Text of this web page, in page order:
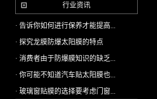
行业资讯
· 告诉你如何进行保养才能提高...
· 探究龙膜防爆太阳膜的特点
· 消费者由于防爆膜知识的缺乏...
· 你可能不知道汽车贴太阳膜也...
· 玻璃窗贴膜的选择要考虑门窗...